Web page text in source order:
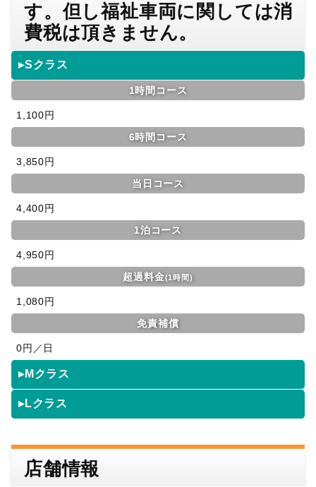
す。但し福祉車両に関しては消
費税は頂きません。
▸Sクラス
1時間コース
1,100円
6時間コース
3,850円
当日コース
4,400円
1泊コース
4,950円
超過料金(1時間)
1,080円
免責補償
0円／日
▸Mクラス
▸Lクラス
店舗情報